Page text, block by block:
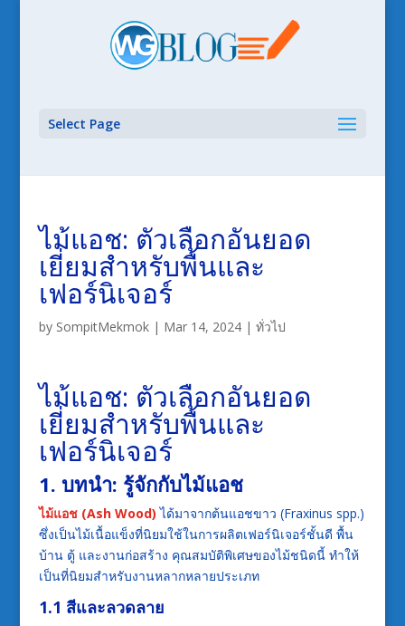
Select Page
ไม้แอช: ตัวเลือกอันยอด
เยี่ยมสำหรับพื้นและ
เฟอร์นิเจอร์
by SompitMekmok| Mar 14, 2024| ทั่วไป
ไม้แอช: ตัวเลือกอันยอด
เยี่ยมสำหรับพื้นและ
เฟอร์นิเจอร์
1. บทนำ: รู้จักกับไม้แอช
ไม้แอช (Ash Wood) ได้มาจากต้นแอชขาว (Fraxinus spp.)
ซึ่งเป็นไม้เนื้อแข็งที่นิยมใช้ในการผลิตเฟอร์นิเจอร์ชั้นดี พื้น
บ้าน ตู้ และงานก่อสร้าง คุณสมบัติพิเศษของไม้ชนิดนี้ ทำให้
เป็นที่นิยมสำหรับงานหลากหลายประเภท
1.1 สีและลวดลาย